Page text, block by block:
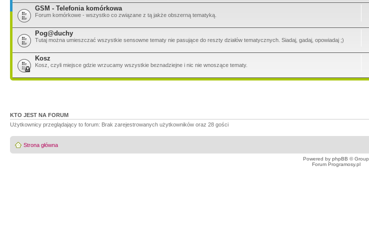
GSM - Telefonia komórkowa
Forum komórkowe - wszystko co związane z tą jakże obszerną tematyką.
Pog@duchy
Tutaj można umieszczać wszystkie sensowne tematy nie pasujące do reszty działów tematycznych. Siadaj, gadaj, opowiadaj ;)
Kosz
Kosz, czyli miejsce gdzie wrzucamy wszystkie beznadziejne i nic nie wnoszące tematy.
KTO JEST NA FORUM
Użytkownicy przeglądający to forum: Brak zarejestrowanych użytkowników oraz 28 gości
Strona główna
Powered by phpBB © Group
Forum Programosy.pl